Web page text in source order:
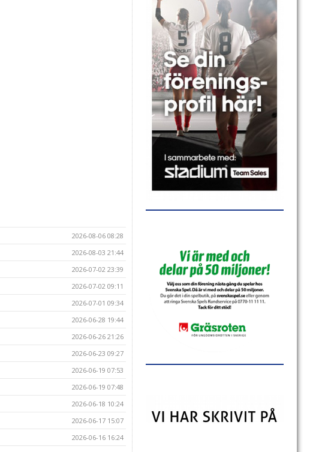
2026-08-06 08:28
2026-08-03 21:44
2026-07-02 23:39
2026-07-02 09:11
2026-07-01 09:34
2026-06-28 19:44
2026-06-26 21:26
2026-06-23 09:27
2026-06-19 07:53
2026-06-19 07:48
2026-06-18 10:24
2026-06-17 15:07
2026-06-16 16:24